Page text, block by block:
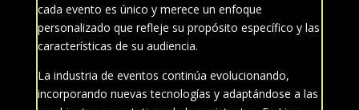
cada evento es único y merece un enfoque
personalizado que refleje su propósito específico y las
características de su audiencia.
La industria de eventos continúa evolucionando,
incorporando nuevas tecnologías y adaptándose a las